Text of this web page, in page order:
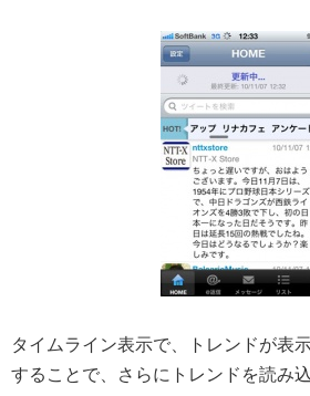
タイムライン表示で、トレンドが表
することで、さらにトレンドを読み